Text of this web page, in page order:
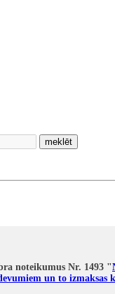
meklēt
noteikumus Nr. 1493 "
un to izmaksas